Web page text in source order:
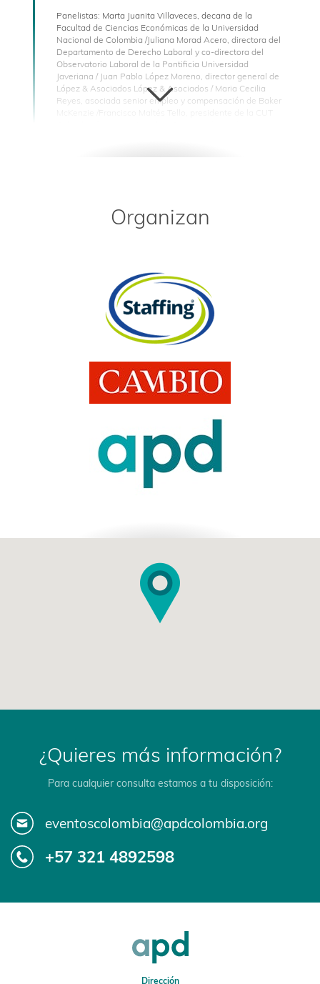
Panelistas: Marta Juanita Villaveces, decana de la
Facultad de Ciencias Económicas de la Universidad
Nacional de Colombia /Juliana Morad Acero, directora del
Departamento de Derecho Laboral y co-directora del
Observatorio Laboral de la Pontificia Universidad
Javeriana / Juan Pablo López Moreno, director general de
López & Asociados López & Asociados / Maria Cecilia
Reyes, asociada senior empleo y compensación de Baker
TERCERIZACIÓN ¿SE CREARÁN NUEVOS
PUESTOS LABORALES? “
José Andrés Duarte, presidente nacional de Cotelco / Juan
Manuel Guerrero, socio y director general de Guerrero &
Asociados / Andrés Fernando DaCosta, socio de Godoy
Córdoba / Juan Pablo Chaustre Garcia, gerente general de
Staffing / Modera: Sergio David González, periodista
PANEL DE DISCUSIÓN: “ ¿ESTÁ LA REFORMA
ACORDE CON LAS NUEVAS TENDENCIAS
MUNDIALES LABORALES? PROPUESTAS PARA
Panelistas: Germán Arce, presidente del Consejo Gremial
Nacional / Ana Fernanda Maiguashca, presidenta del
Consejo Privado de Competitividad / Adriana Escobar,
socia de CMS Rodríguez-Azuero / José Daniel López,
director ejecutivo de Alianza In / Nicolás Uribe, presidente
h. - 12:30 h.
Organizan
¿Quieres más información?
Para cualquier consulta estamos a tu disposición:
eventoscolombia@apdcolombia.org
+57 321 4892598
Dirección